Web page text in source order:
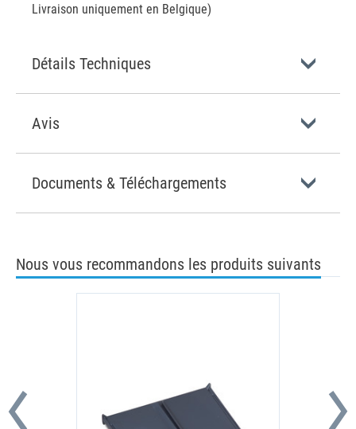
Livraison uniquement en Belgique)
Détails Techniques
Avis
Documents & Téléchargements
Nous vous recommandons les produits suivants